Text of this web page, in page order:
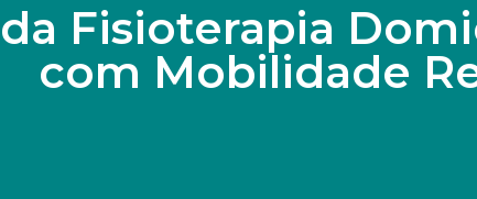
Fisioterapia
com Mobilidade